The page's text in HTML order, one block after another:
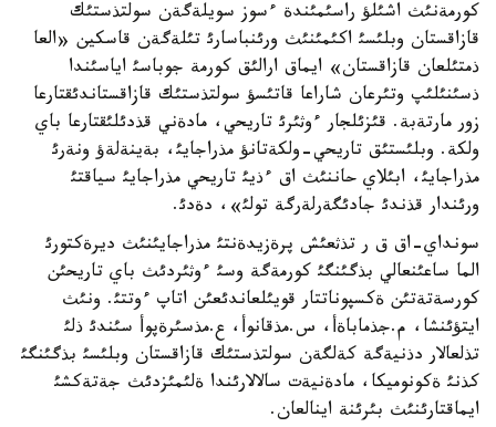
كورمةنئث اشئلؤ راسئمئندة ءسوز سويلةگةن سولتذستئك
قازاقستان وبلئسئ اكئمئنئث ورئنباسارئ تئلةگةن قاسكين «العا
ذمتئلعان قازاقستان» ايماق ارالئق كورمة جوباسئ اياسئندا
ذسئنئلئپ وتئرعان شاراعا قاتئسؤ سولتذستئك قازاقستاندئقتارعا
زور مارتةبة. قئزئلجار ءوثئرئ تاريحي، مادةني قذدئلئقتارعا باي
ولكة. وبلئستئق تاريحي-ولكةتانؤ مذراجايئ، بةينةلةؤ ونةرئ
مذراجايئ، ابئلاي حاننئث اق ءذيئ تاريحي مذراجايئ سياقتئ
ورئندار قذندئ جادئگةرلةرگة تولئ»، دةدئ.
سونداي-اق ق ر تذثعئش پرةزيدةنتئ مذراجايئنئث ديرةكتورئ
الما ساعئنعالي بذگئنگئ كورمةگة وسئ ءوثئردئث باي تاريحئن
كورسةتةتئن ةكسپوناتتار قويئلعاندئعئن اتاپ ءوتتئ. ونئث
ايتؤئنشا، م.جذماباةأ، س.مذقانوأ، ع.مذسئرةپوأ سئندئ ذلئ
تذلعالار دذنيةگة كةلگةن سولتذستئك قازاقستان وبلئسئ بذگئنگئ
كذنئ ةكونوميكا، مادةنيةت سالالارئندا ةلئمئزدئث جةتةكشئ
ايماقتارئنئث بئرئنة اينالعان.